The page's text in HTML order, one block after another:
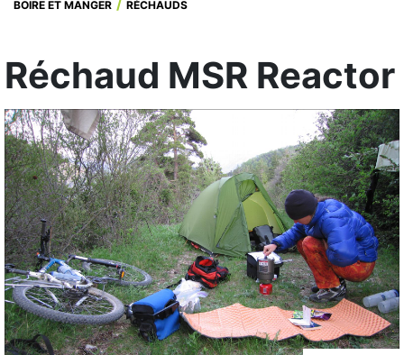
BOIRE ET MANGER
RÉCHAUDS
Réchaud MSR Reactor